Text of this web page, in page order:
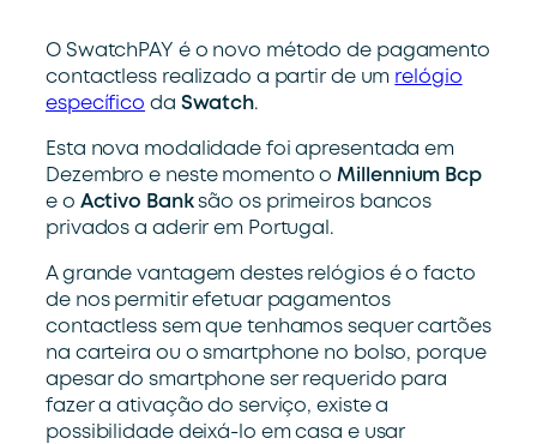
O SwatchPAY é o novo método de pagamento
contactless realizado a partir de um relógio
específico da Swatch.
Esta nova modalidade foi apresentada em
Dezembro e neste momento oMillennium Bcp
e o Activo Banksão os primeiros bancos
privados a aderir em Portugal.
A grande vantagem destes relógios é o facto
de nos permitir efetuar pagamentos
contactless sem que tenhamos sequer cartões
na carteira ou o smartphone no bolso, porque
apesar do smartphone ser requerido para
fazer a ativação do serviço, existe a
possibilidade deixá-lo em casa e usar